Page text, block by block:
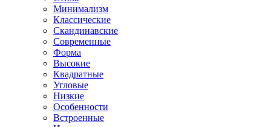
Минимализм
Классические
Скандинавские
Современные
Форма
Высокие
Квадратные
Угловые
Низкие
Особенности
Встроенные